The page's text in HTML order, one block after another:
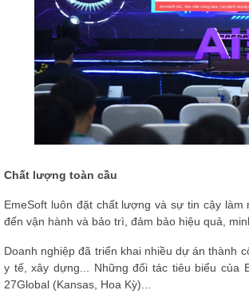
Chất lượng toàn cầu
EmeSoft luôn đặt chất lượng và sự tin cậy
đến vận hành và bảo trì, đảm bảo hiệu quả,
Doanh nghiệp đã triển khai nhiều dự án thành
y tế, xây dựng... Những đối tác tiêu biểu của
27Global (Kansas, Hoa Kỳ)...